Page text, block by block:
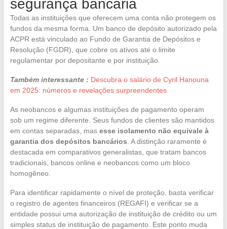
segurança bancária
Todas as instituições que oferecem uma conta não protegem os
fundos da mesma forma. Um banco de depósito autorizado pela
ACPR está vinculado ao Fundo de Garantia de Depósitos e
Resolução (FGDR), que cobre os ativos até o limite
regulamentar por depositante e por instituição.
Também interessante : Descubra o salário de Cyril Hanouna
em 2025: números e revelações surpreendentes
As neobancos e algumas instituições de pagamento operam
sob um regime diferente. Seus fundos de clientes são mantidos
em contas separadas, mas esse isolamento não equivale à
garantia dos depósitos bancários . A distinção raramente é
destacada em comparativos generalistas, que tratam bancos
tradicionais, bancos online e neobancos como um bloco
homogêneo.
Para identificar rapidamente o nível de proteção, basta verificar
o registro de agentes financeiros (REGAFI) e verificar se a
entidade possui uma autorização de instituição de crédito ou um
simples status de instituição de pagamento. Este ponto muda